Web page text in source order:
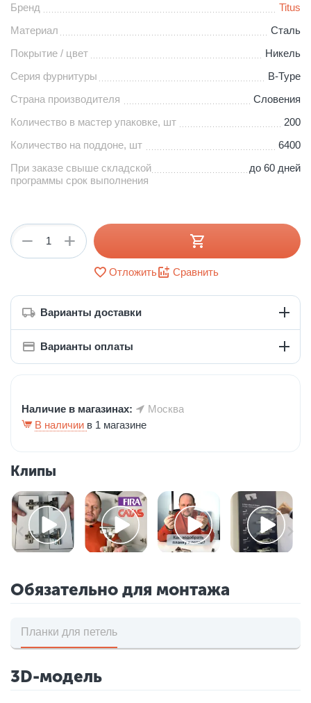
Бренд
Titus
Материал
Сталь
Покрытие / цвет
Никель
Серия фурнитуры
B-Type
Страна производителя
Словения
Количество в мастер упаковке, шт
200
Количество на поддоне, шт
6400
При заказе свыше складской
программы срок выполнения
до 60 дней
+
−
Отложить Сравнить
Варианты доставки
Варианты оплаты
Наличие в магазинах:
Москва
В наличии в 1 магазине
Клипы
Обязательно для монтажа
Планки для петель
3D-модель